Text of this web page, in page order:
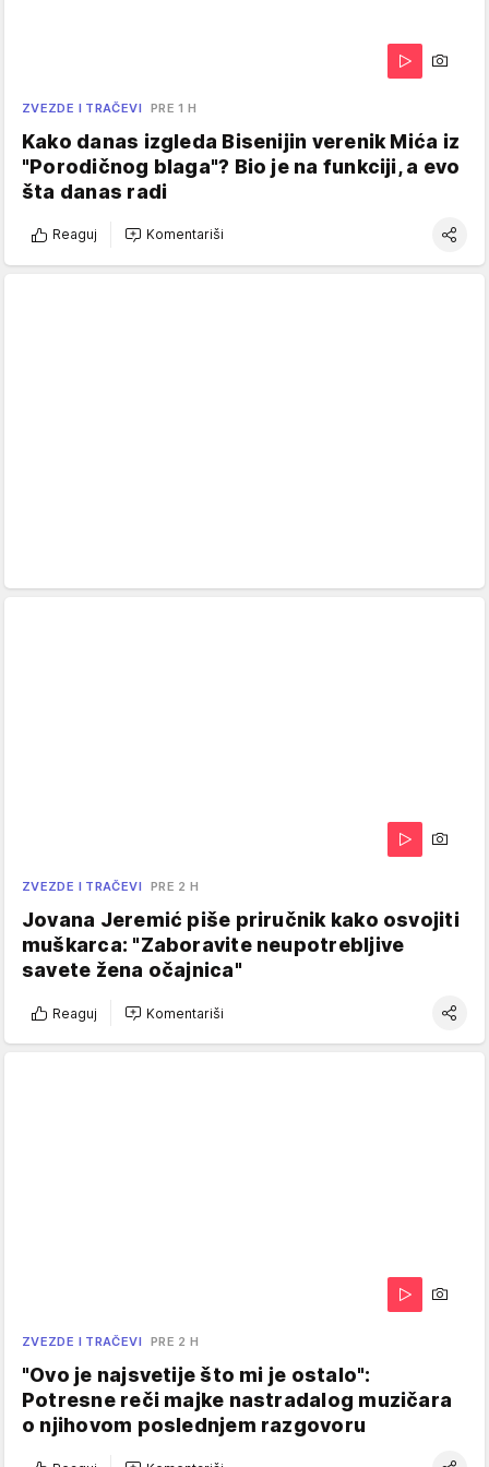
ZVEZDE I TRAČEVI PRE 1 H
Kako danas izgleda Bisenijin verenik Mića iz
"Porodičnog blaga"? Bio je na funkciji, a evo
šta danas radi
Reaguj Komentariši
ZVEZDE I TRAČEVI PRE 2 H
Jovana Jeremić piše priručnik kako osvojiti
muškarca: "Zaboravite neupotrebljive
savete žena očajnica"
Reaguj Komentariši
ZVEZDE I TRAČEVI PRE 2 H
"Ovo je najsvetije što mi je ostalo":
Potresne reči majke nastradalog muzičara
o njihovom poslednjem razgovoru